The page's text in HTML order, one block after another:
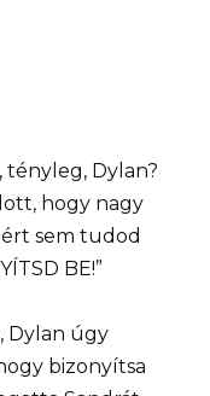
tényleg, Dylan?
hogy nagy
sem tudod
BE!”
Dylan úgy
bizonyítsa